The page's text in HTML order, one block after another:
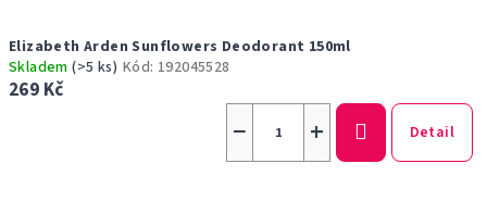
Elizabeth Arden Sunflowers Deodorant 150ml
Skladem(>5 ks) Kód: 192045528
269 Kč
+
− Detail